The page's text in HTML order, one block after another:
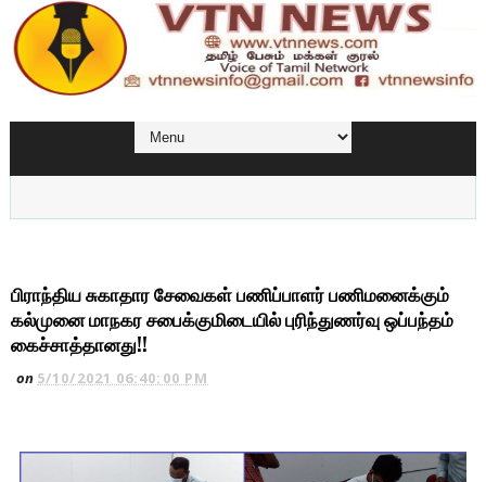
பிராந்திய சுகாதார சேவைகள் பணிப்பாளர் பணிமனைக்கும்
கல்முனை மாநகர சபைக்குமிடையில் புரிந்துணர்வு ஒப்பந்தம்
கைச்சாத்தானது!!
on 5/10/2021 06:40:00 PM